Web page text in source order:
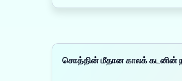
சொத்தின் மீதான காலக்